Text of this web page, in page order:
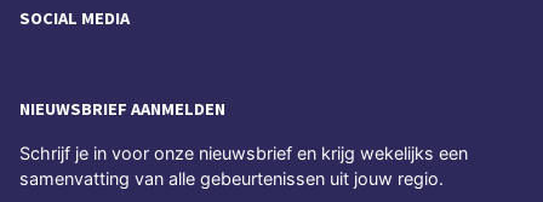
SOCIAL MEDIA
NIEUWSBRIEF AANMELDEN
Schrijf je in voor onze nieuwsbrief en krijg wekelijks een
samenvatting van alle gebeurtenissen uit jouw regio.